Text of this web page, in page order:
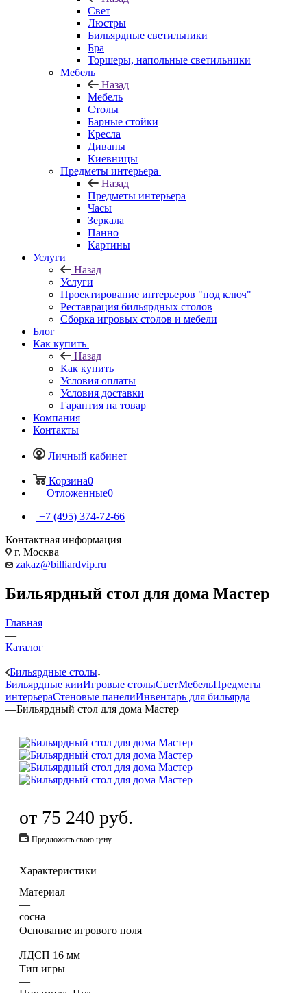
Свет
Люстры
Бильярдные светильники
Бра
Торшеры, напольные светильники
Мебель
Назад
Мебель
Столы
Барные стойки
Кресла
Диваны
Киевницы
Предметы интерьера
Назад
Предметы интерьера
Часы
Зеркала
Панно
Картины
Услуги
Назад
Услуги
Проектирование интерьеров "под ключ"
Реставрация бильярдных столов
Сборка игровых столов и мебели
Блог
Как купить
Назад
Как купить
Условия оплаты
Условия доставки
Гарантия на товар
Компания
Контакты
Личный кабинет
Корзина0
Отложенные0
+7 (495) 374-72-66
Контактная информация
г. Москва
zakaz@billiardvip.ru
Бильярдный стол для дома Мастер
Главная
—
Каталог
—
Бильярдные столы
Бильярдные кииИгровые столыСветМебельПредметы
интерьераСтеновые панелиИнвентарь для бильярда
—Бильярдный стол для дома Мастер
от 75 240 руб.
Предложить свою цену
Характеристики
Материал
—
сосна
Основание игрового поля
—
ЛДСП 16 мм
Тип игры
—